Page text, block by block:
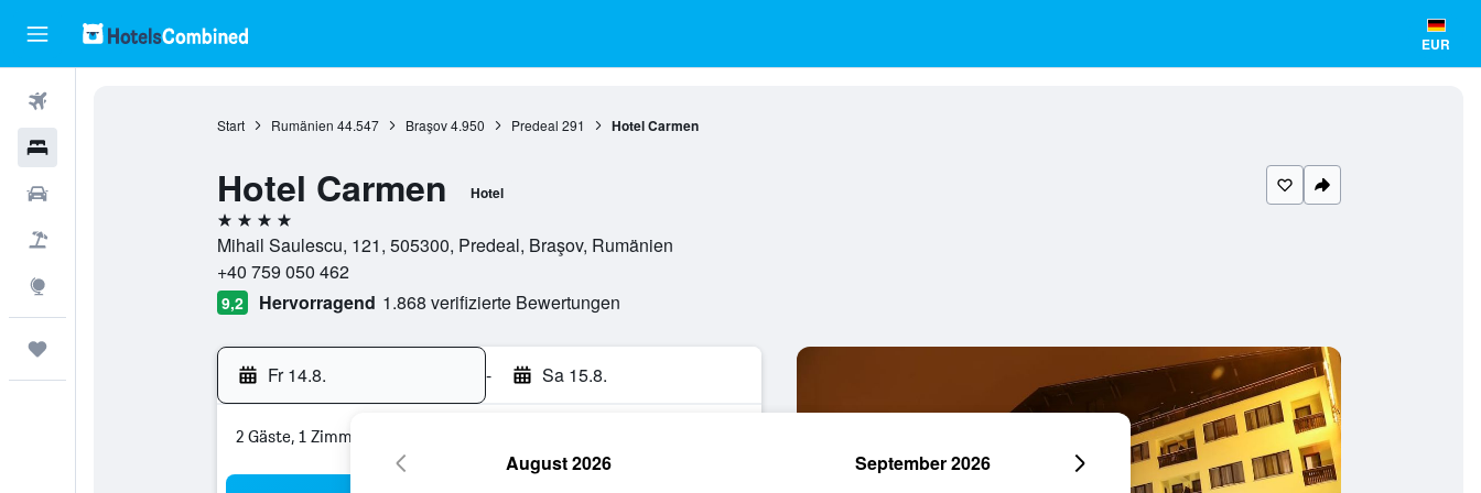
EUR
Start Rumänien 44.547 Braşov 4.950 Predeal 291 Hotel Carmen
Hotel Carmen Hotel
4 Sterne
Mihail Saulescu, 121, 505300, Predeal, Braşov, Rumänien
+40 759 050 462
9,2 Hervorragend 1.868 verifizierte Bewertungen
Fr 14.8. - Sa 15.8.
2 Gäste, 1 Zimmer
August 2026 September 2026